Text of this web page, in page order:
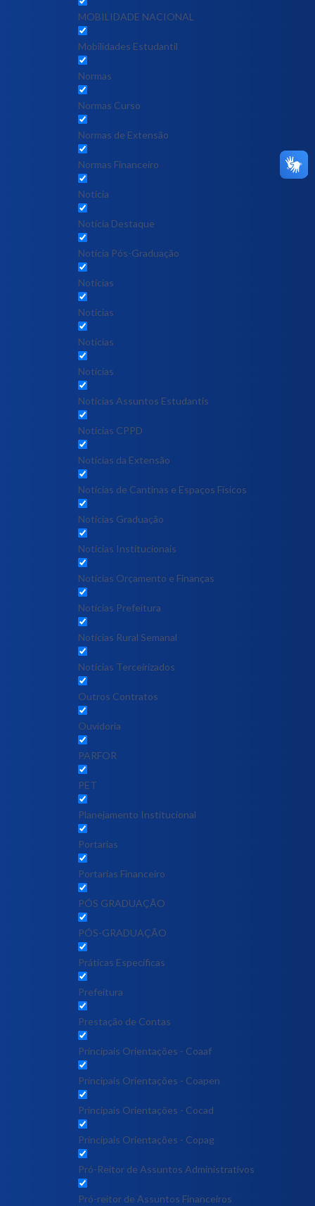
MOBILIDADE NACIONAL
Mobilidades Estudantil
Normas
Normas Curso
Normas de Extensão
Normas Financeiro
Notícia
Notícia Destaque
Noticia Pós-Graduação
Notícias
Notícias
Notícias
Notícias
Notícias Assuntos Estudantis
Notícias CPPD
Notícias da Extensão
Notícias de Cantinas e Espaços Físicos
Notícias Graduação
Notícias Institucionais
Notícias Orçamento e Finanças
Notícias Prefeitura
Notícias Rural Semanal
Notícias Terceirizados
Outros Contratos
Ouvidoria
PARFOR
PET
Planejamento Institucional
Portarias
Portarias Financeiro
PÓS GRADUAÇÃO
PÓS-GRADUAÇÃO
Práticas Específicas
Prefeitura
Prestação de Contas
Principais Orientações - Coaaf
Principais Orientações - Coapen
Principais Orientações - Cocad
Principais Orientações - Copag
Pró-Reitor de Assuntos Administrativos
Pró-reitor de Assuntos Financeiros